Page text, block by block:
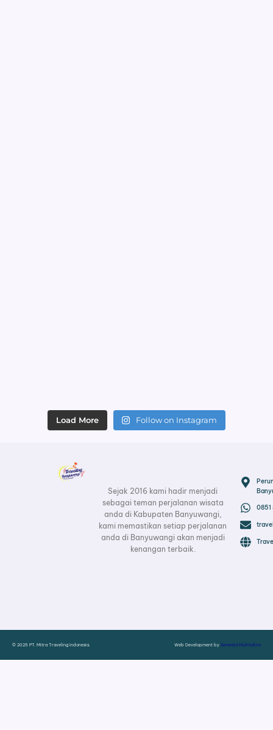
Load More Follow on Instagram
Sejak 2016 kami hadir menjadi
sebagai teman perjalanan wisata
anda di Kabupaten Banyuwangi,
kami memastikan setiap perjalanan
anda di Banyuwangi akan menjadi
kenangan terbaik.
© 2025 PT. Mitra Traveling Indonesia. Web Development by Semesta Multitekno